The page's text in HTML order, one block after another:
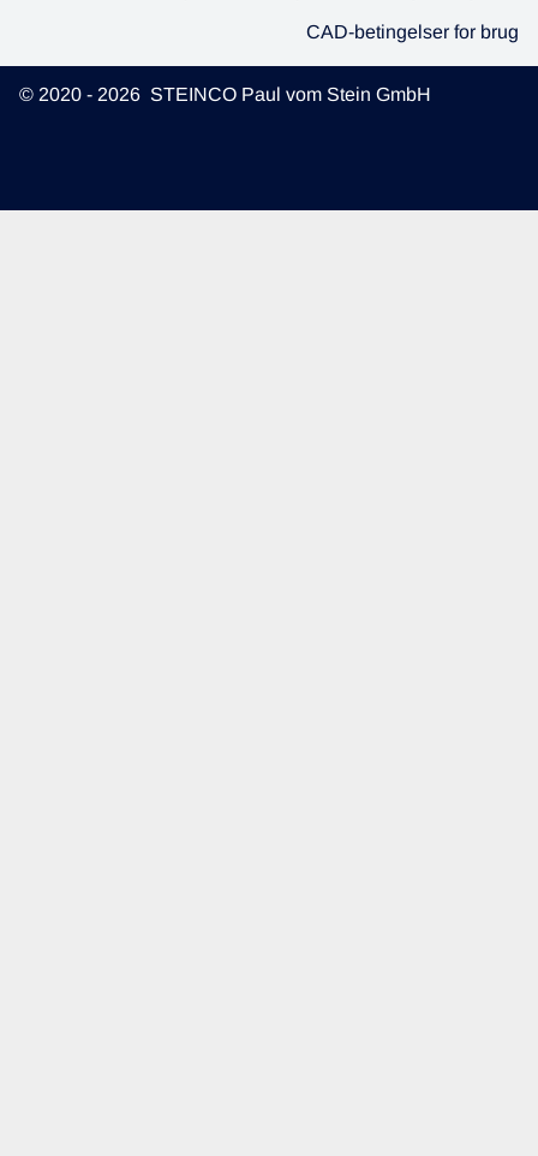
CAD-betingelser for brug
© 2020 - 2026 STEINCO Paul vom Stein GmbH